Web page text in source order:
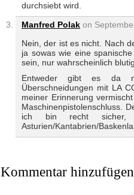
durchsiebt wird.
Manfred Polak on
Nein, der ist es nicht. Nach
ja sowas wie eine
sein, nur wahrscheinlich
Entweder gibt es da
Überschneidungen mit LA
meiner Erinnerung
Maschinenpistolenschluss.
ich bin recht
Asturien/Kantabrien/
Kommentar hinzufügen